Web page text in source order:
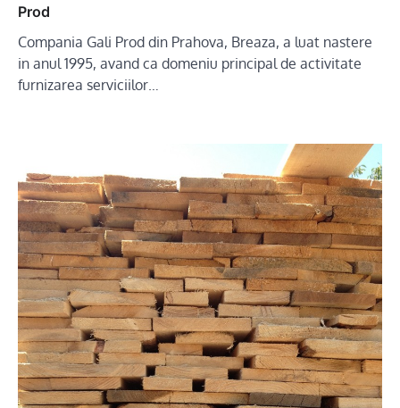
Prod
Compania Gali Prod din Prahova, Breaza, a luat nastere
in anul 1995, avand ca domeniu principal de activitate
furnizarea serviciilor…